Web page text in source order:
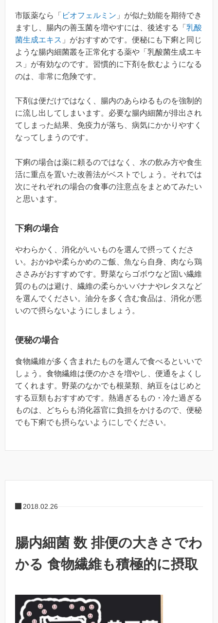
市販薬なら「 ビオフェルミン 」が似た効能を期待でき
ますし、腸内の善玉菌を増やすには、後述する「 乳酸
菌生成エキス 」がおすすめです。便秘にも下痢と同じ
ような腸内細菌叢を正常化する薬や「乳酸菌生成エキ
ス」が有効なのです。習慣的に下剤を飲むようになる
のは、非常に危険です。
下剤は便だけではなく、腸内のあらゆるものを強制的
に流し出してしまいます。必要な腸内細菌が排出され
てしまった結果、免疫力が落ち、病気にかかりやすく
なってしまうのです。
下痢の場合は薬に頼るのではなく、水の飲み方や食生
活に重点を置いた改善法がベストでしょう。それでは
次にそれぞれの場合の食事の注意点をまとめてみたい
と思います。
下痢の場合
やわらかく、消化がいいものを選んで摂ってくださ
い。おかゆや柔らかめのご飯、魚なら自身、肉なら鶏
ささみがおすすめです。野菜ならゴボウなど固い繊維
質のものは避け、繊維の柔らかいバナナやレタスなど
を選んでください。油分を多く含む食品は、消化が悪
いので摂らないようにしましょう。
便秘の場合
食物繊維が多く含まれたものを選んで食べるといいで
しょう。食物繊維は便のかさを増やし、便通をよくし
てくれます。野菜のなかでも根菜類、納豆をはじめと
する豆類もおすすめです。熱過ぎるもの・冷た過ぎる
ものは、どちらも消化器官に負担をかけるので、便秘
でも下痢でも摂らないようにしでください。
2018.02.26
腸内細菌 数 排便の大きさでわ
かる 食物繊維も積極的に摂取